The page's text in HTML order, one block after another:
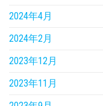
2024年4月
2024年2月
2023年12月
2023年11月